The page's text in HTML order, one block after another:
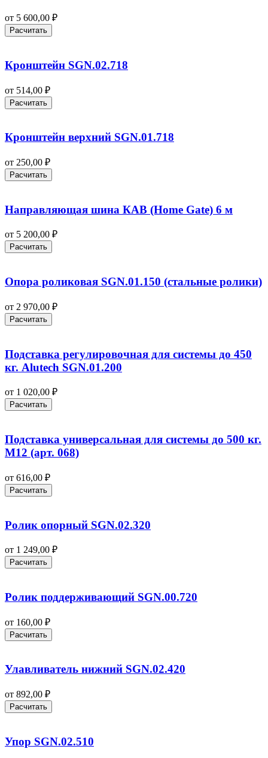
от 5 600,00 ₽
Расчитать
Кронштейн SGN.02.718
от 514,00 ₽
Расчитать
Кронштейн верхний SGN.01.718
от 250,00 ₽
Расчитать
Направляющая шина КАВ (Home Gate) 6 м
от 5 200,00 ₽
Расчитать
Опора роликовая SGN.01.150 (стальные ролики)
от 2 970,00 ₽
Расчитать
Подставка регулировочная для системы до 450
кг. Alutech SGN.01.200
от 1 020,00 ₽
Расчитать
Подставка универсальная для системы до 500 кг.
М12 (арт. 068)
от 616,00 ₽
Расчитать
Ролик опорный SGN.02.320
от 1 249,00 ₽
Расчитать
Ролик поддерживающий SGN.00.720
от 160,00 ₽
Расчитать
Улавливатель нижний SGN.02.420
от 892,00 ₽
Расчитать
Упор SGN.02.510